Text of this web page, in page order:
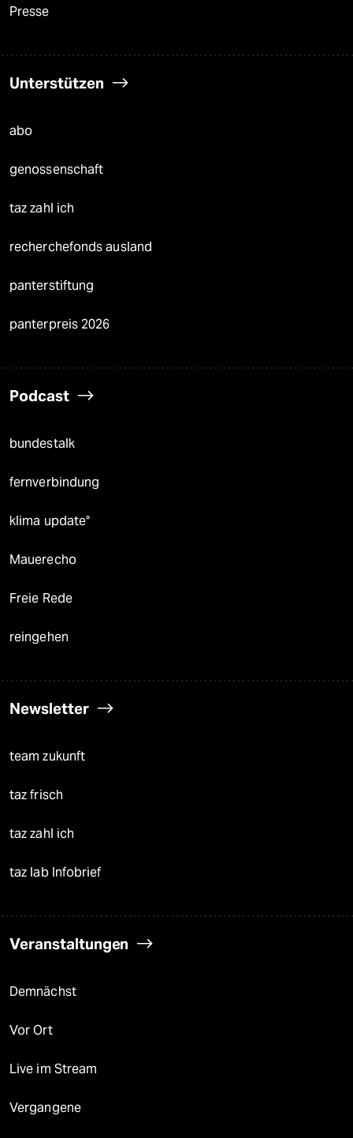
Presse
Unterstützen
abo
genossenschaft
taz zahl ich
recherchefonds ausland
panterstiftung
panterpreis 2026
Podcast
bundestalk
fernverbindung
klima update°
Mauerecho
Freie Rede
reingehen
Newsletter
team zukunft
taz frisch
taz zahl ich
taz lab Infobrief
Veranstaltungen
Demnächst
Vor Ort
Live im Stream
Vergangene